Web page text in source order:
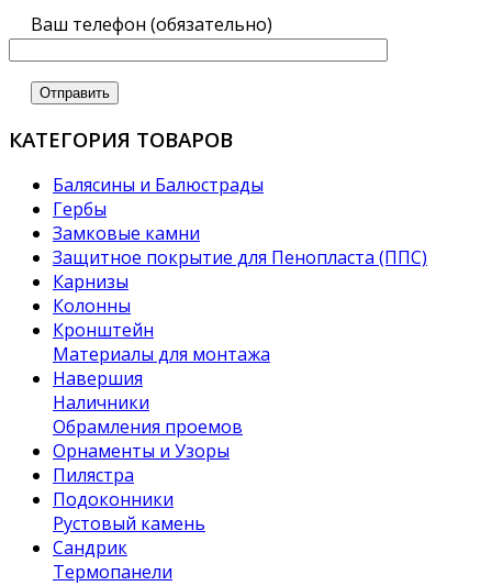
Ваш телефон (обязательно)
КАТЕГОРИЯ ТОВАРОВ
Балясины и Балюстрады
Гербы
Замковые камни
Защитное покрытие для Пенопласта (ППС)
Карнизы
Колонны
Кронштейн
Материалы для монтажа
Навершия
Наличники
Обрамления проемов
Орнаменты и Узоры
Пилястра
Подоконники
Рустовый камень
Сандрик
Термопанели